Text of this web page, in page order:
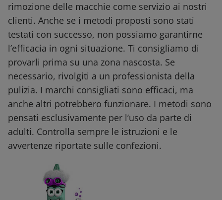
rimozione delle macchie come servizio ai nostri
clienti. Anche se i metodi proposti sono stati
testati con successo, non possiamo garantirne
l’efficacia in ogni situazione. Ti consigliamo di
provarli prima su una zona nascosta. Se
necessario, rivolgiti a un professionista della
pulizia. I marchi consigliati sono efficaci, ma
anche altri potrebbero funzionare. I metodi sono
pensati esclusivamente per l’uso da parte di
adulti. Controlla sempre le istruzioni e le
avvertenze riportate sulle confezioni.